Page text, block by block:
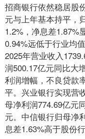
招商银行依然稳居股
元与上年基本持平，
1.2%，净息差1.87%
0.94%远低于行业均
2025年营业收入
润500.17亿元同比大
利润增幅，不良贷款
平。兴业银行实现营
母净利润774.69亿元
元。中信银行归母净
息差1.63%高于股份